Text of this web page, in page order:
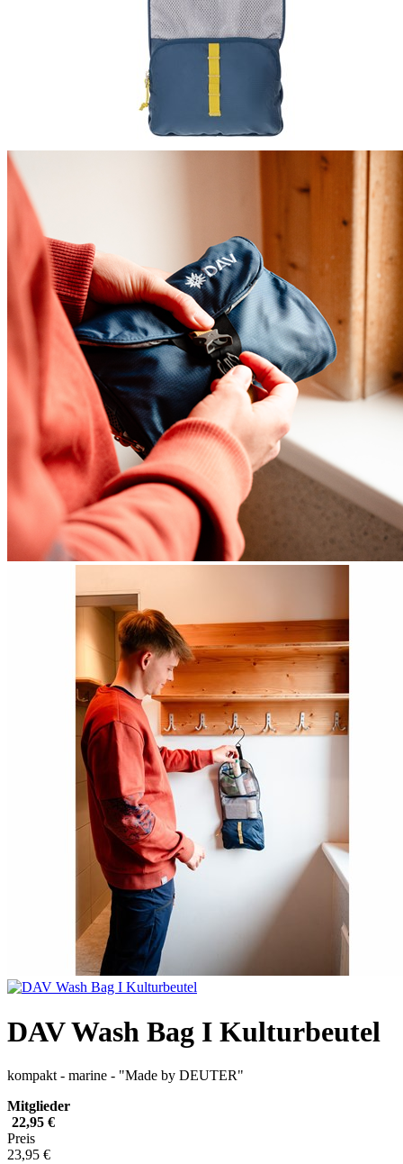
DAV Wash Bag I Kulturbeutel
kompakt - marine - "Made by DEUTER"
Mitglieder
22,95 €
Preis
23,95 €